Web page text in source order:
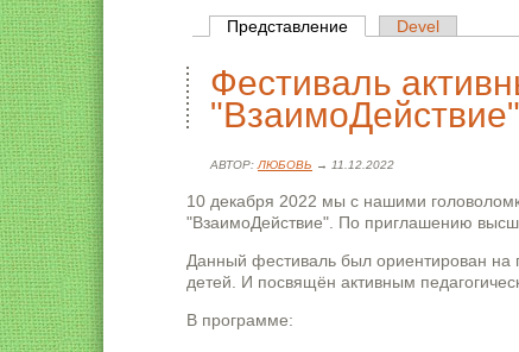
Главные вкладки
Представление (активная вкладка)
Devel
Фестиваль
"ВзаимоДействие"
АВТОР: ЛЮБОВЬ → 11.12.2022
10 декабря 2022 мы с нашими
"ВзаимоДействие". По приглашению
Данный фестиваль был ориентирован на
детей. И посвящён активным
В программе: